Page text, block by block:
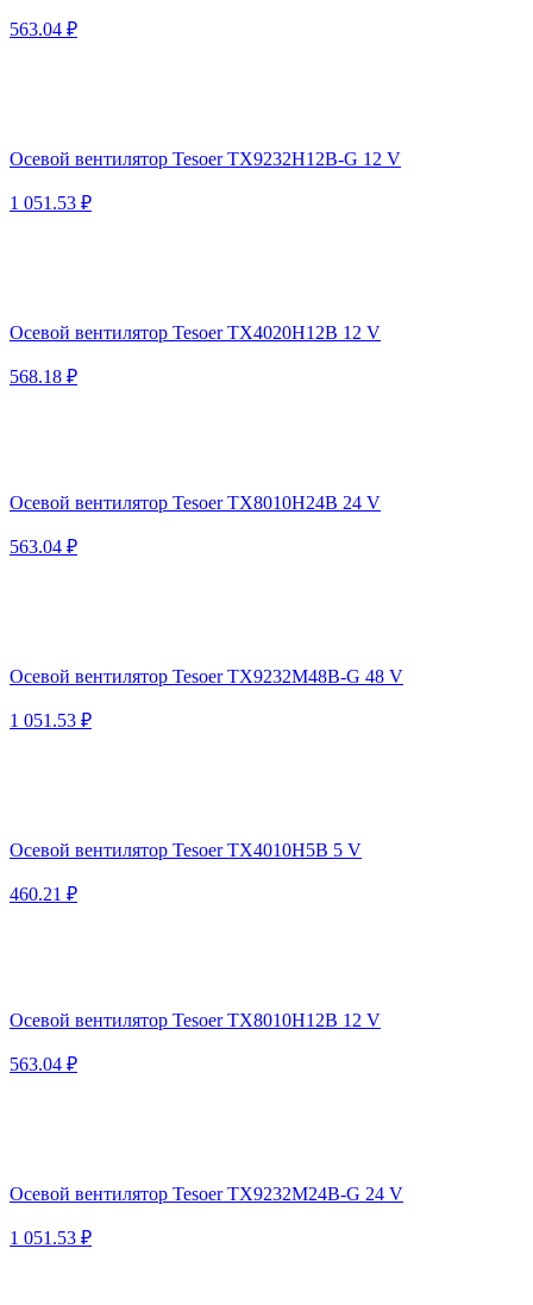
563.04 ₽
Осевой вентилятор Tesoer TX9232H12B-G 12 V
1 051.53 ₽
Осевой вентилятор Tesoer TX4020H12B 12 V
568.18 ₽
Осевой вентилятор Tesoer TX8010H24B 24 V
563.04 ₽
Осевой вентилятор Tesoer TX9232M48B-G 48 V
1 051.53 ₽
Осевой вентилятор Tesoer TX4010H5B 5 V
460.21 ₽
Осевой вентилятор Tesoer TX8010H12B 12 V
563.04 ₽
Осевой вентилятор Tesoer TX9232M24B-G 24 V
1 051.53 ₽